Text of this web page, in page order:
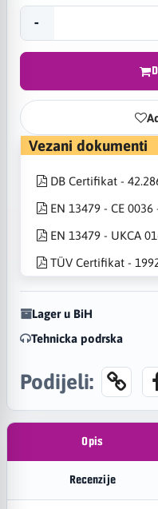
-
Vezani dokumenti
DB Certifikat -
EN 13479 - CE 0036
EN 13479 - UKCA
TÜV Certifikat -
Lager u BiH
Tehnicka podrska
Podijeli:
Opis
Recenzije